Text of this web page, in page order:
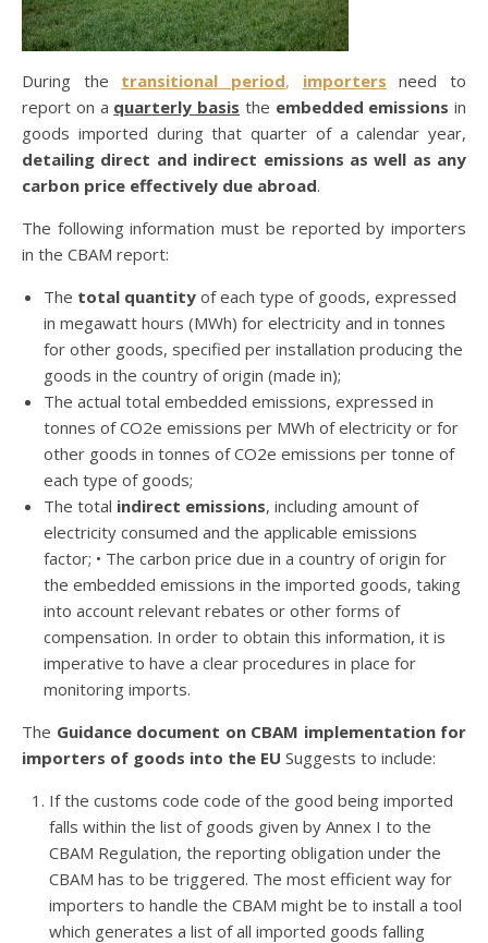
During the transitional period, importers
need to
report on a quarterly basis the embedded emissions in
goods imported during that quarter of a calendar year,
detailing direct and indirect emissions as well as any
carbon price effectively due abroad.
The following information must be reported by importers
in the CBAM report:
The total quantity of each type of goods, expressed
in megawatt hours (MWh) for electricity and in tonnes
for other goods, specified per installation producing the
goods in the country of origin (made in);
The actual total embedded emissions, expressed in
tonnes of CO2e emissions per MWh of electricity or for
other goods in tonnes of CO2e emissions per tonne of
each type of goods;
The total indirect emissions, including amount of
electricity consumed and the applicable emissions
factor; • The carbon price due in a country of origin for
the embedded emissions in the imported goods, taking
into account relevant rebates or other forms of
compensation. In order to obtain this information, it is
imperative to have a clear procedures in place for
monitoring imports.
The Guidance document on CBAM implementation for
importers of goods into the EU Suggests to include:
If the customs code code of the good being imported
falls within the list of goods given by Annex I to the
CBAM Regulation, the reporting obligation under the
CBAM has to be triggered. The most efficient way for
importers to handle the CBAM might be to install a tool
which generates a list of all imported goods falling